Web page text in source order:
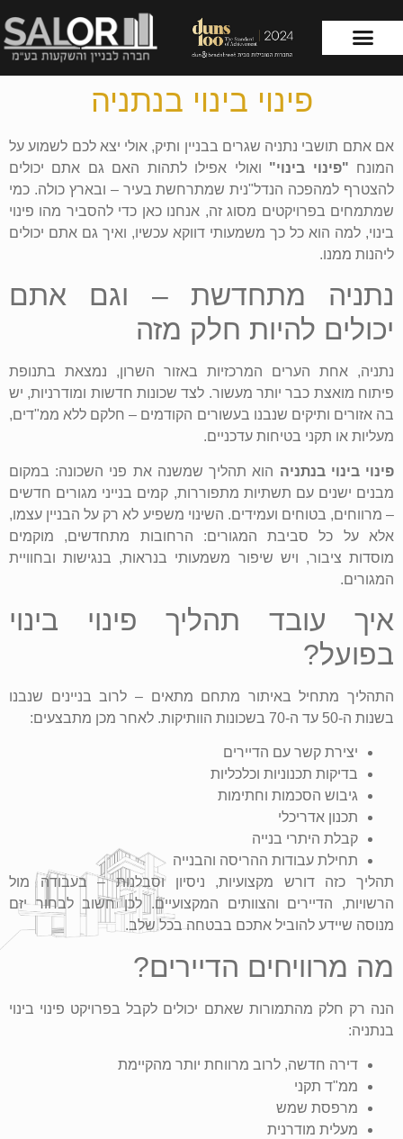
פינוי בינוי בנתניה
אם אתם תושבי נתניה שגרים בבניין ותיק, אולי יצא לכם לשמוע על
המונח "פינוי בינוי" ואולי אפילו לתהות האם גם אתם יכולים
להצטרף למהפכה הנדל"נית שמתרחשת בעיר – ובארץ כולה. כמי
שמתמחים בפרויקטים מסוג זה, אנחנו כאן כדי להסביר מהו פינוי
בינוי, למה הוא כל כך משמעותי דווקא עכשיו, ואיך גם אתם יכולים
ליהנות ממנו.
נתניה מתחדשת – וגם אתם
יכולים להיות חלק מזה
נתניה, אחת הערים המרכזיות באזור השרון, נמצאת בתנופת
פיתוח מואצת כבר יותר מעשור. לצד שכונות חדשות ומודרניות, יש
בה אזורים ותיקים שנבנו בעשורים הקודמים – חלקם ללא ממ"דים,
מעליות או תקני בטיחות עדכניים.
פינוי בינוי בנתניה הוא תהליך שמשנה את פני השכונה: במקום
מבנים ישנים עם תשתיות מתפוררות, קמים בנייני מגורים חדשים
– מרווחים, בטוחים ועמידים. השינוי משפיע לא רק על הבניין עצמו,
אלא על כל סביבת המגורים: הרחובות מתחדשים, מוקמים
מוסדות ציבור, ויש שיפור משמעותי בנראות, בנגישות ובחוויית
המגורים.
איך עובד תהליך פינוי בינוי
בפועל?
התהליך מתחיל באיתור מתחם מתאים – לרוב בניינים שנבנו
בשנות ה-50 עד ה-70 בשכונות הוותיקות. לאחר מכן מתבצעים:
יצירת קשר עם הדיירים
בדיקות תכנוניות וכלכליות
גיבוש הסכמות וחתימות
תכנון אדריכלי
קבלת היתרי בנייה
תחילת עבודות ההריסה והבנייה
תהליך כזה דורש מקצועיות, ניסיון וסבלנות – בעבודה מול
הרשויות, הדיירים והצוותים המקצועיים. לכן חשוב לבחור יזם
מנוסה שיידע להוביל אתכם בבטחה בכל שלב.
מה מרוויחים הדיירים?
הנה רק חלק מהתמורות שאתם יכולים לקבל בפרויקט פינוי בינוי
בנתניה:
דירה חדשה, לרוב מרווחת יותר מהקיימת
ממ"ד תקני
מרפסת שמש
מעלית מודרנית